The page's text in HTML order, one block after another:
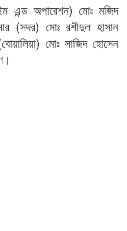
এন্ড অপারেশন) মোঃ মজিদ
(সদর) মোঃ রশীদুল হাসান
মোঃ সাজিদ হোসেন